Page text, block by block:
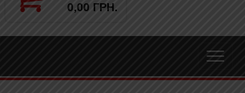
0,00 ГРН.